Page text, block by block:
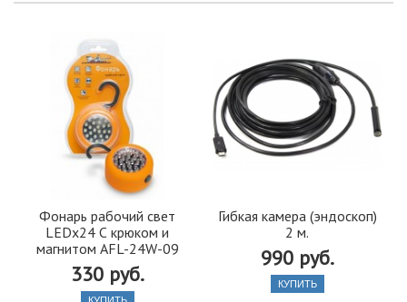
Фонарь рабочий свет
LEDx24 С крюком и
магнитом AFL-24W-09
330 руб.
Гибкая камера (эндоскоп)
2 м.
990 руб.
КУПИТЬ